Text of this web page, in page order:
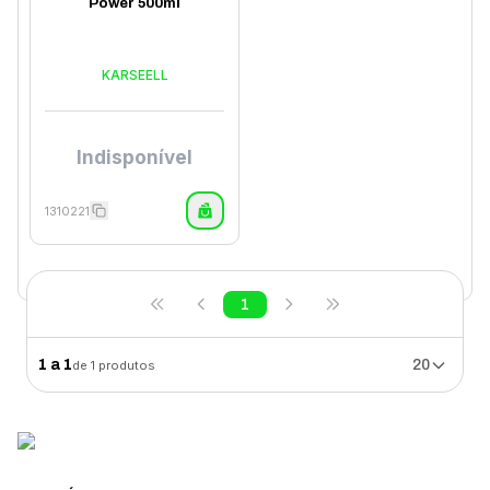
Power 500ml
KARSEELL
Indisponível
1310221
1
1 a 1de1 produtos 20